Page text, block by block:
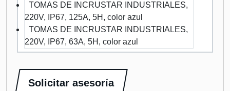
TOMAS DE INCRUSTAR INDUSTRIALES,
220V, IP67, 125A, 5H, color azul
TOMAS DE INCRUSTAR INDUSTRIALES,
220V, IP67, 63A, 5H, color azul
Solicitar asesoría